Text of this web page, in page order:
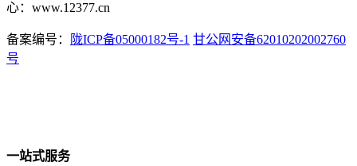
心：www.12377.cn
备案编号： 陇ICP备05000182号-1 甘公网安备62010202002760
号
一站式服务